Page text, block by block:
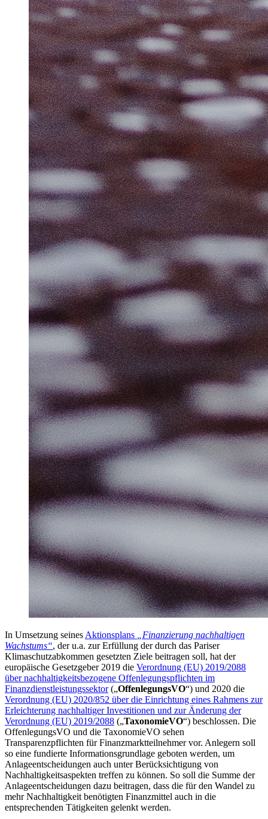
In Umsetzung seines Aktionsplans
„Finanzierung nachhaltigen
Wachstums“, der u.a. zur Erfüllung der durch das Pariser
Klimaschutzabkommen gesetzten Ziele beitragen soll, hat der
europäische Gesetzgeber 2019 die Verordnung (EU) 2019/2088
über nachhaltigkeitsbezogene Offenlegungspflichten im
Finanzdienstleistungssektor(„OffenlegungsVO“) und 2020 die
Verordnung (EU) 2020/852 über die Einrichtung eines Rahmens zur
Erleichterung nachhaltiger Investitionen und zur Änderung der
Verordnung (EU) 2019/2088 („TaxonomieVO“) beschlossen. Die
OffenlegungsVO und die TaxonomieVO sehen
Transparenzpflichten für Finanzmarktteilnehmer vor. Anlegern soll
so eine fundierte Informationsgrundlage geboten werden, um
Anlageentscheidungen auch unter Berücksichtigung von
Nachhaltigkeitsaspekten treffen zu können. So soll die Summe der
Anlageentscheidungen dazu beitragen, dass die für den Wandel zu
mehr Nachhaltigkeit benötigten Finanzmittel auch in die
entsprechenden Tätigkeiten gelenkt werden.